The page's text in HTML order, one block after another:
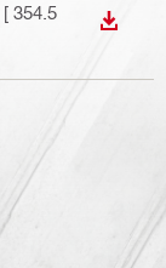
[ 354.5